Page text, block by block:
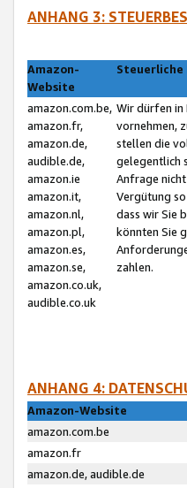
ANHANG 3:
Amazon-
Website
Steuerliche
amazon.com.be,
amazon.fr,
amazon.de,
audible.de,
amazon.ie
amazon.it,
amazon.nl,
amazon.pl,
amazon.es,
amazon.se,
amazon.co.uk,
audible.co.uk
Wir dürfen in
vornehmen,
stellen die
gelegentlich
Anfrage
Vergütung
dass wir Sie
könnten Sie
zahlen.
ANHANG 4:
Amazon-Website
amazon.com.be
amazon.fr
amazon.de, audible.de